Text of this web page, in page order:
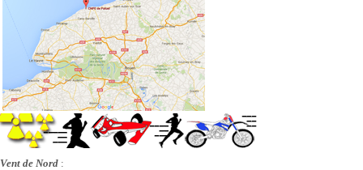
Vent de Nord :